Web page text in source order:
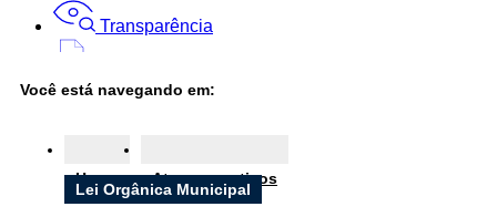
Transparência
Ouvidoria
e-SIC
Você está navegando em:
Home Atos normativos
Lei Orgânica Municipal